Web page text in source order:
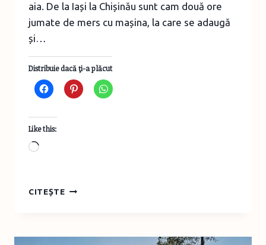
aia. De la Iași la Chișinău sunt cam două ore
jumate de mers cu mașina, la care se adaugă
și…
Distribuie dacă ţi-a plăcut
Like this:
Loading…
CITEȘTETURIST
DEGUSTARE